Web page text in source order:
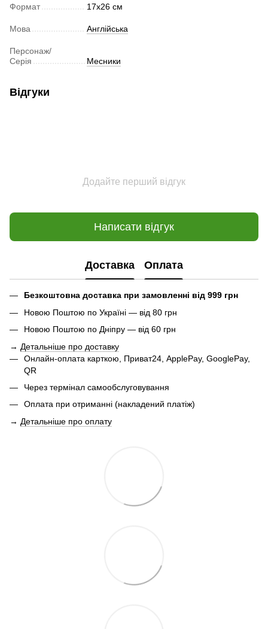
Формат 17х26 см
Мова Англійська
Персонаж/
Серія
Месники
Відгуки
Додайте перший відгук
Написати відгук
Доставка Оплата
Безкоштовна доставка при замовленні від 999 грн
Новою Поштою по Україні — від 80 грн
Новою Поштою по Дніпру — від 60 грн
→ Детальніше про доставку
Онлайн-оплата карткою, Приват24, ApplePay, GooglePay,
QR
Через термінал самообслуговування
Оплата при отриманні (накладений платіж)
→ Детальніше про оплату